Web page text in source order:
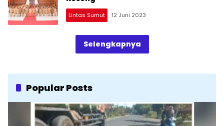
Lintas Sumut 12 Juni 2023
Selengkapnya
Popular Posts